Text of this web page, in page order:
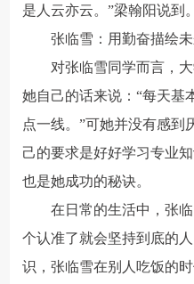
是人云亦云。”梁翰阳说到。
张临雪：用勤奋描绘
对张临雪同学而言，
她自己的话来说：“每天基
点一线。”可她并没有感到
己的要求是好好学习专业
也是她成功的秘诀。
在日常的生活中，张
个认准了就会坚持到底的
识，张临雪在别人吃饭的